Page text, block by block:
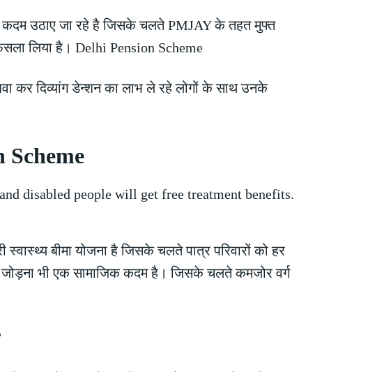
कदम उठाए जा रहे है जिसके चलते PMJAY के तहत मुफ्त
लिया है। Delhi Pension Scheme
कर दिव्यांग डेन्शन का लाभ ले रहे लोगों के साथ उनके
Scheme
बीमा योजना है जिसके चलते पात्र परिवारों को हर
भी एक सामाजिक कदम है। जिसके चलते कमजोर वर्ग